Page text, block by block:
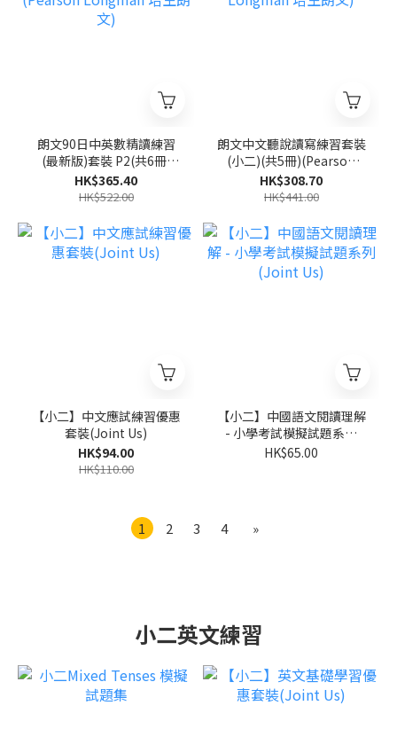
朗文90日中英數精讀練習
(最新版)套裝 P2(共6冊)
(Pearson Longman 培生
朗文)
HK$365.40
HK$522.00
朗文中文聽說讀寫練習套裝
(小二)(共5冊)(Pearson
Longman 培生朗文)
HK$308.70
HK$441.00
【小二】中文應試練習優惠
套裝(Joint Us)
HK$94.00
HK$110.00
【小二】中國語文閱讀理解
- 小學考試模擬試題系列
(Joint Us)
HK$65.00
1 2 3 4 »
小二英文練習